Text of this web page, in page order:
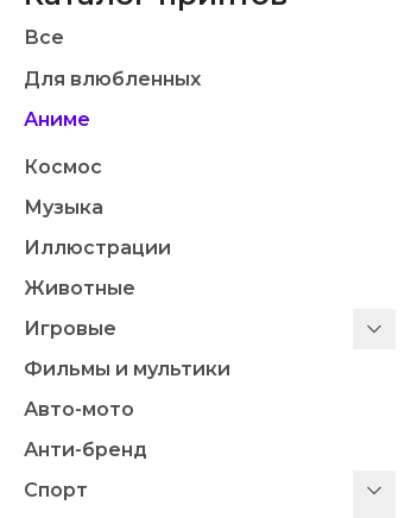
Все
Для влюбленных
Аниме
Космос
Музыка
Иллюстрации
Животные
Игровые
Фильмы и мультики
Авто-мото
Анти-бренд
Спорт